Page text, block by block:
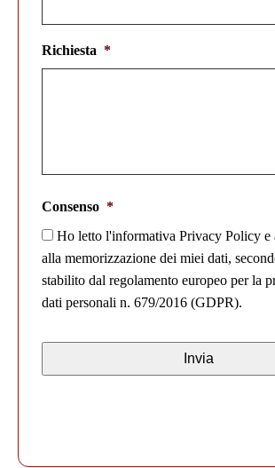
Richiesta *
Consenso *
Ho letto l'informativa Privacy Policy e
alla memorizzazione dei miei dati,
stabilito dal regolamento europeo per la
dati personali n. 679/2016 (GDPR).